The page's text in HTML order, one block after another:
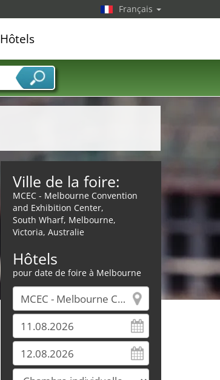
Ville de la foire:
MCEC - Melbourne Convention
and Exhibition Center,
South Wharf, Melbourne,
Victoria, Australie
Hôtels
pour date de foire à Melbourne
Français
Hôtels